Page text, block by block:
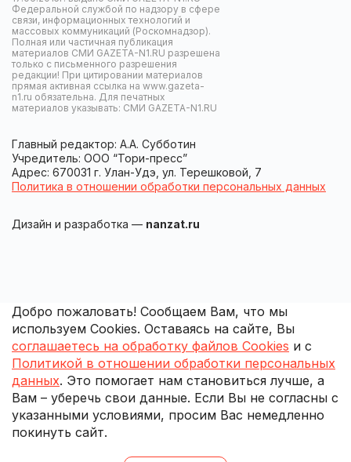
Федеральной службой по надзору в сфере
связи, информационных технологий и
массовых коммуникаций (Роскомнадзор).
Полная или частичная публикация
материалов СМИ GAZETA-N1.RU разрешена
только с письменного разрешения
редакции! При цитировании материалов
прямая активная ссылка на www.gazeta-
n1.ru обязательна. Для печатных
материалов указывать: СМИ GAZETA-N1.RU
Главный редактор: А.А. Субботин
Учредитель: ООО “Тори-пресс”
Адрес: 670031 г. Улан-Удэ, ул. Терешковой, 7
Политика в отношении обработки персональных данных
Дизайн и разработка — nanzat.ru
Добро пожаловать! Сообщаем Вам, что мы
используем Cookies. Оставаясь на сайте, Вы
соглашаетесь на обработку файлов Cookies и с
Политикой в отношении обработки персональных
данных. Это помогает нам становиться лучше, а
Вам – уберечь свои данные. Если Вы не согласны с
указанными условиями, просим Вас немедленно
покинуть сайт.